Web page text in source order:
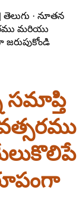
| తెలుగు · నూతన
మరియు
సమాప్తి